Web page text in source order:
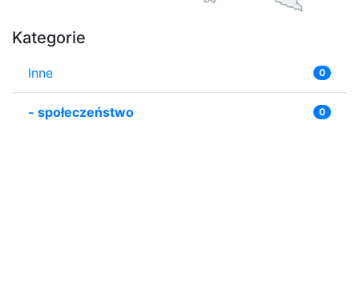
Kategorie
Inne 0
- społeczeństwo 0